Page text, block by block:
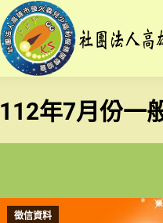
112年7月份一
徵信資料